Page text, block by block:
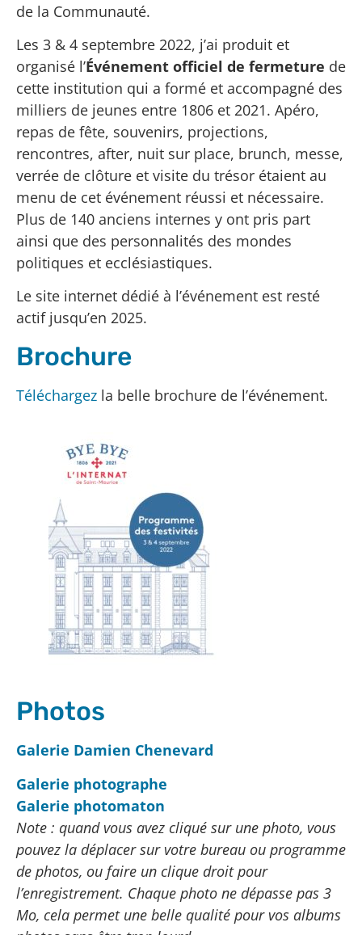
de la Communauté.
Les 3 & 4 septembre 2022, j’ai produit et
organisé l’Événement officiel de fermeture de
cette institution qui a formé et accompagné des
milliers de jeunes entre 1806 et 2021. Apéro,
repas de fête, souvenirs, projections,
rencontres, after, nuit sur place, brunch, messe,
verrée de clôture et visite du trésor étaient au
menu de cet événement réussi et nécessaire.
Plus de 140 anciens internes y ont pris part
ainsi que des personnalités des mondes
politiques et ecclésiastiques.
Le site internet dédié à l’événement est resté
actif jusqu’en 2025.
Brochure
Téléchargez la belle brochure de l’événement.
Photos
Galerie Damien Chenevard
Galerie photographe
Galerie photomaton
Note : quand vous avez cliqué sur une photo, vous
pouvez la déplacer sur votre bureau ou programme
de photos, ou faire un clique droit pour
l’enregistrement. Chaque photo ne dépasse pas 3
Mo, cela permet une belle qualité pour vos albums